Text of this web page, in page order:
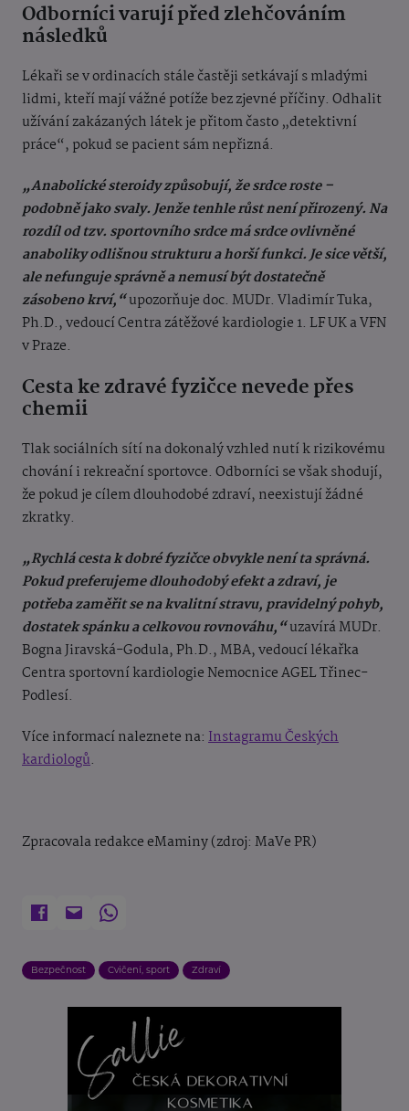
Odborníci varují před zlehčováním
následků
Lékaři se v ordinacích stále častěji setkávají s mladými
lidmi, kteří mají vážné potíže bez zjevné příčiny. Odhalit
užívání zakázaných látek je přitom často „detektivní
práce“, pokud se pacient sám nepřizná.
„Anabolické steroidy způsobují, že srdce roste –
podobně jako svaly. Jenže tenhle růst není přirozený. Na
rozdíl od tzv. sportovního srdce má srdce ovlivněné
anaboliky odlišnou strukturu a horší funkci. Je sice větší,
ale nefunguje správně a nemusí být dostatečně
zásobeno krví,“upozorňuje doc. MUDr. Vladimír Tuka,
Ph.D., vedoucí Centra zátěžové kardiologie 1. LF UK a VFN
v Praze.
Cesta ke zdravé fyzičce nevede přes
chemii
Tlak sociálních sítí na dokonalý vzhled nutí k rizikovému
chování i rekreační sportovce. Odborníci se však shodují,
že pokud je cílem dlouhodobé zdraví, neexistují žádné
zkratky.
„Rychlá cesta k dobré fyzičce obvykle není ta správná.
Pokud preferujeme dlouhodobý efekt a zdraví, je
potřeba zaměřit se na kvalitní stravu, pravidelný pohyb,
dostatek spánku a celkovou rovnováhu,“uzavírá MUDr.
Bogna Jiravská-Godula, Ph.D., MBA, vedoucí lékařka
Centra sportovní kardiologie Nemocnice AGEL Třinec-
Podlesí.
Více informací naleznete na: Instagramu Českých
kardiologů.
Zpracovala redakce eMaminy (zdroj: MaVe PR)
Bezpečnost Cvičení, sport Zdraví